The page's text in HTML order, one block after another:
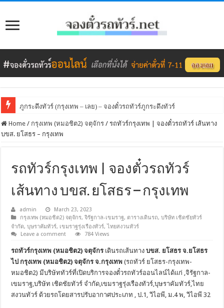
ภูกระดึงทัวร์ (กรุงเทพ – เลย) – จองตั๋วรถทัวร์ภูกระดึงทัวร์
Home / กรุงเทพ (หมอชิต2) จตุจักร / รถทัวร์กรุงเทพ | จองตั๋วรถทัวร์ เส้นทาง
บขส. ยโสธร – กรุงเทพ
รถทัวร์กรุงเทพ | จองตั๋วรถทัวร์
เส้นทาง บขส. ยโสธร – กรุงเทพ
admin
March 23, 2023
กรุงเทพ (หมอชิต2) จตุจักร,จิรัฐกาล-เขมราฐ, ตารางเดินรถ,บริษัท เชิดชัยทัวร์
จำกัด,บุษราคัมทัวร์, เขมราฐรุ่งเรืองทัวร์,ไทยสงวนทัวร์
Leave a comment
784 Views
รถทัวร์กรุงเทพ (หมอชิต2) จตุจักร เดินรถเส้นทางบขส. ยโสธร จ.ยโสธร
ไป กรุงเทพ (หมอชิต2) จตุจักร จ.กรุงเทพ (รถทัวร์ ยโสธร-กรุงเทพ-
หมอชิต2) มีบริษัททัวร์ที่เปิดบริการจองตั๋วรถทัวร์ออนไลน์ได้แก่ ,จิรัฐกาล-
เขมราฐ,บริษัท เชิดชัยทัวร์ จำกัด,เขมราฐรุ่งเรืองทัวร์,บุษราคัมทัวร์,ไทย
สงวนทัวร์ ด้วยรถโดยสารปรับอากาศประเภท , ป.1, วิไอพี, ม.4 พ, วิไอพี 32